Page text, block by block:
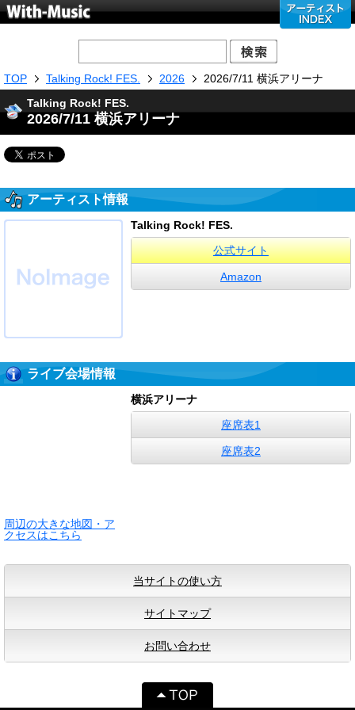
TOP Talking Rock! FES. 2026
2026/7/11 横浜アリーナ
Talking Rock! FES.
2026/7/11 横浜アリーナ
アーティスト情報
Talking Rock! FES.
公式サイト
Amazon
ライブ会場情報
周辺の大きな地図・ア
クセスはこちら
横浜アリーナ
座席表1
座席表2
当サイトの使い方
サイトマップ
お問い合わせ